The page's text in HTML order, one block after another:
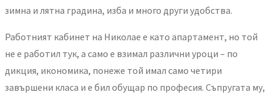
зимна и лятна градина, изба и много други удобства.
Работният кабинет на Николае е като апартамент, но той
не е работил тук, а само е взимал различни уроци – по
дикция, икономика, понеже той имал само четири
завършени класа и е бил обущар по професия. Съпругата му,